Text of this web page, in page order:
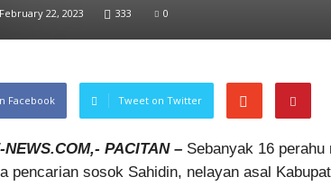
February 22, 2023 333 0
Facebook Tweet on Twitter
NEWS.COM,- PACITAN – Sebanyak 16
pencarian sosok Sahidin, nelayan asal